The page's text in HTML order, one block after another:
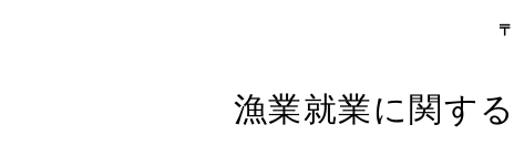
漁業就業に関す